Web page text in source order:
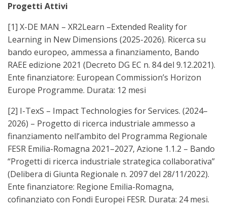
Progetti Attivi
[1] X-DE MAN – XR2Learn –Extended Reality for
Learning in New Dimensions (2025-2026). Ricerca su
bando europeo, ammessa a finanziamento, Bando
RAEE edizione 2021 (Decreto DG EC n. 84 del 9.12.2021).
Ente finanziatore: European Commission’s Horizon
Europe Programme. Durata: 12 mesi
[2] I-TexS – Impact Technologies for Services. (2024–
2026) – Progetto di ricerca industriale ammesso a
finanziamento nell’ambito del Programma Regionale
FESR Emilia-Romagna 2021–2027, Azione 1.1.2 – Bando
“Progetti di ricerca industriale strategica collaborativa”
(Delibera di Giunta Regionale n. 2097 del 28/11/2022).
Ente finanziatore: Regione Emilia-Romagna,
cofinanziato con Fondi Europei FESR. Durata: 24 mesi.